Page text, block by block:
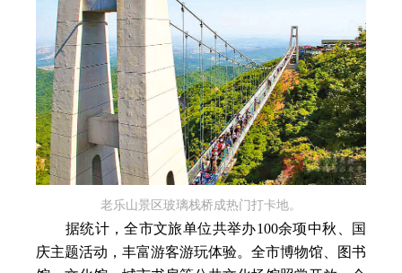
老乐山景区玻璃栈桥成热门打卡地。
据统计，全市文旅单位共举办100余项中秋、国
庆主题活动，丰富游客游玩体验。全市博物馆、图书